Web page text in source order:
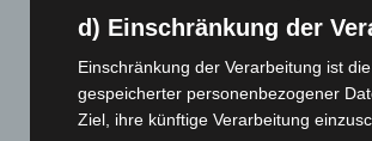
2. August 2026
Hannover Klassik Open Air 2026:
Maschpark
2. August 2026
d) Einschränkung der
Einschränkung der Verarbeitung ist
gespeicherter personenbezogener
Ziel, ihre künftige Verarbeitung